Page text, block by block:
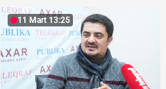
11 Mart 13:25